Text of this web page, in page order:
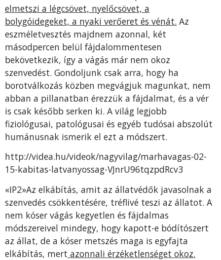
elmetszi a légcsövet, nyelőcsövet, a
bolygóidegeket, a nyaki verőeret és vénát. Az
eszméletvesztés majdnem azonnal, két
másodpercen belül fájdalommentesen
bekövetkezik, így a vágás már nem okoz
szenvedést. Gondoljunk csak arra, hogy ha
borotválkozás közben megvágjuk magunkat, nem
abban a pillanatban érezzük a fájdalmat, és a vér
is csak később serken ki. A világ legjobb
fiziológusai, patológusai és egyéb tudósai abszolút
humánusnak ismerik el ezt a módszert.
http://videa.hu/videok/nagyvilag/marhavagas-02-
15-kabitas-latvanyossag-VJnrU96tqzpdRcv3
«IP2»Az elkábítás, amit az állatvédők javasolnak a
szenvedés csökkentésére, tréflivé teszi az állatot. A
nem kóser vágás kegyetlen és fájdalmas
módszereivel mindegy, hogy kapott-e bódítószert
az állat, de a kóser metszés maga is egyfajta
elkábítás, mert azonnali érzéketlenséget okoz.